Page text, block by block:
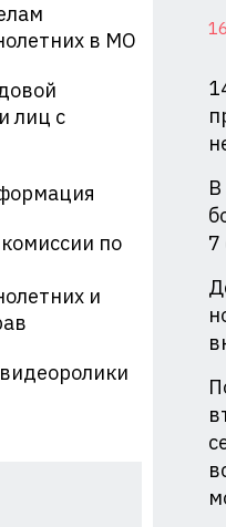
в МО
лиц с
по
и
7